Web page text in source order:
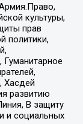
культуры,
прав
политики,
Хасдей
развитию
В защиту
и социальных